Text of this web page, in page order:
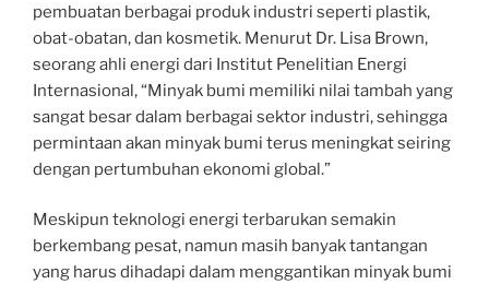
pembuatan berbagai produk industri seperti plastik,
obat-obatan, dan kosmetik. Menurut Dr. Lisa Brown,
seorang ahli energi dari Institut Penelitian Energi
Internasional, “Minyak bumi memiliki nilai tambah yang
sangat besar dalam berbagai sektor industri, sehingga
permintaan akan minyak bumi terus meningkat seiring
dengan pertumbuhan ekonomi global.”
Meskipun teknologi energi terbarukan semakin
berkembang pesat, namun masih banyak tantangan
yang harus dihadapi dalam menggantikan minyak bumi